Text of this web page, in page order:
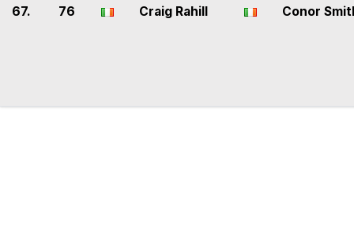
67. 76 Craig Rahill Conor